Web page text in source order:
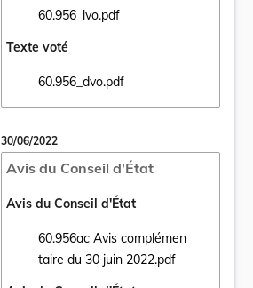
60.956_lvo.pdf
Ouvrir le document 60.956_lvo.pdf dans
Texte voté
60.956_dvo.pdf
Ouvrir le document 60.956_dvo.pdf dans
30/06/2022
Avis du Conseil d'État
Avis du Conseil d'État
60.956ac Avis complémen
taire du 30 juin 2022.pdf
Ouvrir le document 60.956ac Avis